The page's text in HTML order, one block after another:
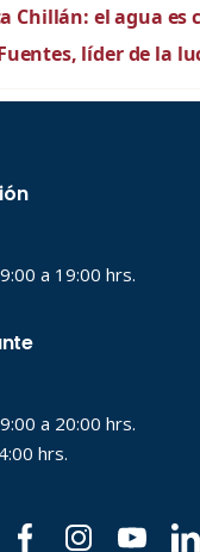
Chillán: el agua es
líder de la